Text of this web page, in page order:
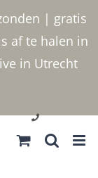
| gratis
af te halen in
in Utrecht
030 2400000